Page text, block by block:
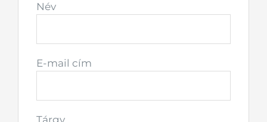
Név
E-mail cím
Tárgy